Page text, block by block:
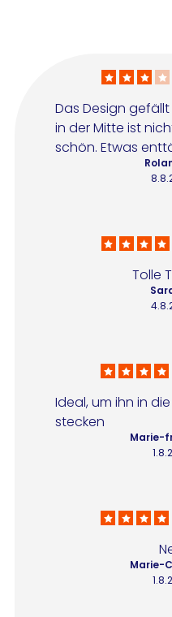
Das Design
in der Mitte ist
schön. Etwas
Tolle
Ideal, um ihn in
stecken
Marie-
Marie-